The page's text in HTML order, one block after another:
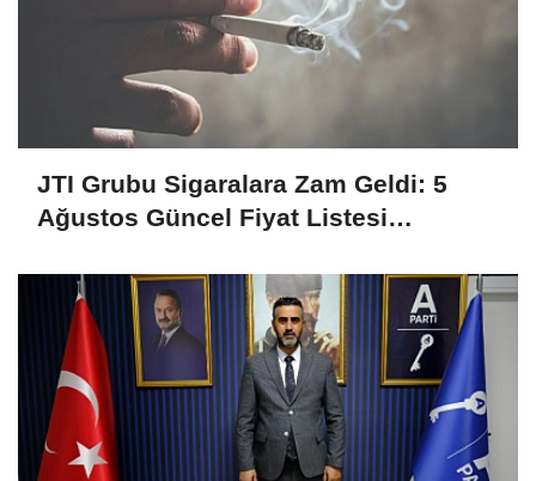
JTI Grubu Sigaralara Zam Geldi: 5
Ağustos Güncel Fiyat Listesi